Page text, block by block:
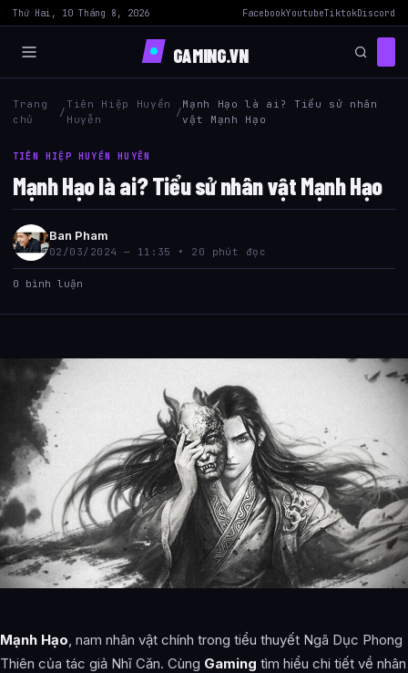
Thứ Hai, 10 Tháng 8, 2026 FacebookYoutubeTiktokDiscord
GAMING.VN
Trang
chủ
/
Tiên Hiệp Huyền
Huyễn
/
Mạnh Hạo là ai? Tiểu sử nhân
vật Mạnh Hạo
TIÊN HIỆP HUYỀN HUYỄN
Mạnh Hạo là ai? Tiểu sử nhân vật Mạnh Hạo
Ban Pham
02/03/2024 — 11:35 • 20 phút đọc
0 bình luận
Mạnh Hạo, nam nhân vật chính trong tiểu thuyết Ngã Dục Phong
Thiên của tác giả Nhĩ Căn. Cùng Gaming tìm hiểu chi tiết về nhân